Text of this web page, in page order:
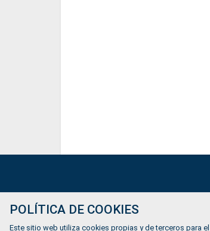
POLÍTICA DE COOKIES
Este sitio web utiliza cookies propias y de terceros para